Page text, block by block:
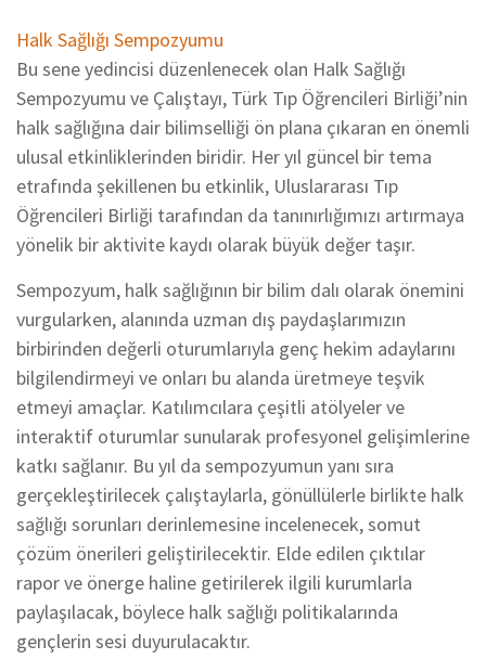
Halk Sağlığı Sempozyumu
Bu sene yedincisi düzenlenecek olan Halk Sağlığı
Sempozyumu ve Çalıştayı, Türk Tıp Öğrencileri Birliği’nin
halk sağlığına dair bilimselliği ön plana çıkaran en önemli
ulusal etkinliklerinden biridir. Her yıl güncel bir tema
etrafında şekillenen bu etkinlik, Uluslararası Tıp
Öğrencileri Birliği tarafından da tanınırlığımızı artırmaya
yönelik bir aktivite kaydı olarak büyük değer taşır.
Sempozyum, halk sağlığının bir bilim dalı olarak önemini
vurgularken, alanında uzman dış paydaşlarımızın
birbirinden değerli oturumlarıyla genç hekim adaylarını
bilgilendirmeyi ve onları bu alanda üretmeye teşvik
etmeyi amaçlar. Katılımcılara çeşitli atölyeler ve
interaktif oturumlar sunularak profesyonel gelişimlerine
katkı sağlanır. Bu yıl da sempozyumun yanı sıra
gerçekleştirilecek çalıştaylarla, gönüllülerle birlikte halk
sağlığı sorunları derinlemesine incelenecek, somut
çözüm önerileri geliştirilecektir. Elde edilen çıktılar
rapor ve önerge haline getirilerek ilgili kurumlarla
paylaşılacak, böylece halk sağlığı politikalarında
gençlerin sesi duyurulacaktır.